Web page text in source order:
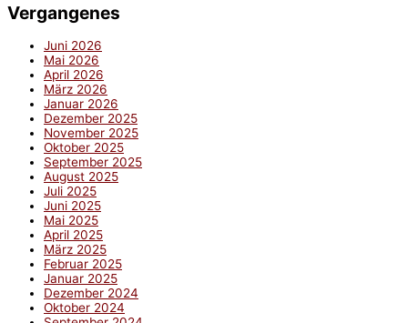
Vergangenes
Juni 2026
Mai 2026
April 2026
März 2026
Januar 2026
Dezember 2025
November 2025
Oktober 2025
September 2025
August 2025
Juli 2025
Juni 2025
Mai 2025
April 2025
März 2025
Februar 2025
Januar 2025
Dezember 2024
Oktober 2024